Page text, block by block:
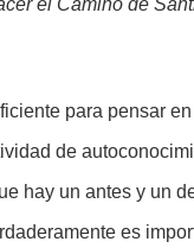
para pensar
de
hay un antes y un
es